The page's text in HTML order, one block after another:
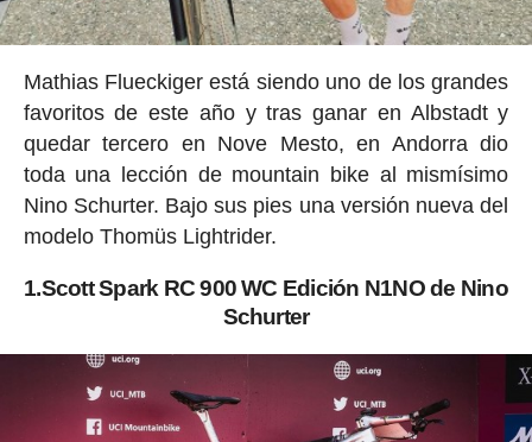
Mathias Flueckiger está siendo uno de los grandes
favoritos de este año y tras ganar en Albstadt y
quedar tercero en Nove Mesto, en Andorra dio
toda una lección de mountain bike al mismísimo
Nino Schurter. Bajo sus pies una versión nueva del
modelo Thomüs Lightrider.
1.Scott Spark RC 900 WC Edición N1NO de Nino
Schurter